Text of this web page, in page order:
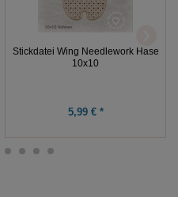
Stickdatei Wing Needlework Hase
10x10
5,99 € *